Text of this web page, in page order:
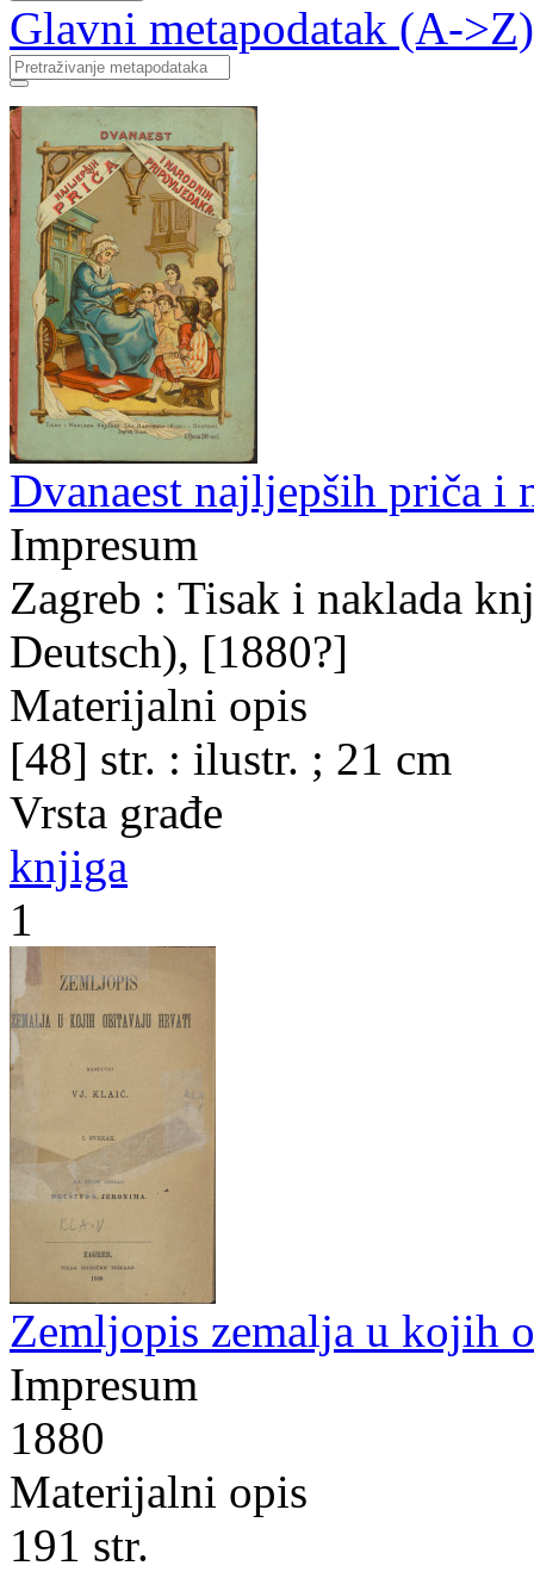
Glavni metapodatak (A->Z)
Dvanaest najljepših priča i
Impresum
Zagreb : Tisak i naklada
Deutsch), [1880?]
Materijalni opis
[48] str. : ilustr. ; 21 cm
Vrsta građe
knjiga
1
Zemljopis zemalja u kojih
Impresum
1880
Materijalni opis
191 str.